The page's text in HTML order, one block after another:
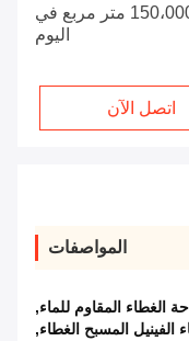
100،000.00-150،000.00 متر مربع في
اليوم
اتصل الآن
المواصفات
الغطاء المقاوم للماء,
,